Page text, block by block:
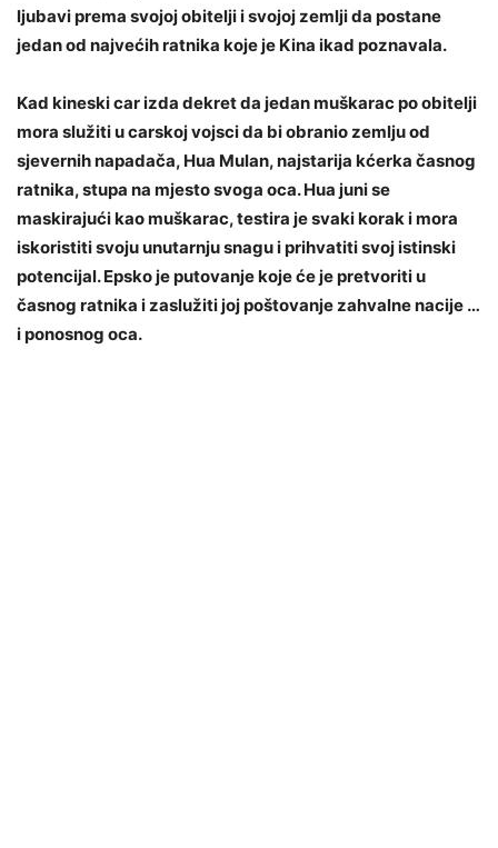
ljubavi prema svojoj obitelji i svojoj zemlji da postane
jedan od najvećih ratnika koje je Kina ikad poznavala.
Kad kineski car izda dekret da jedan muškarac po obitelji
mora služiti u carskoj vojsci da bi obranio zemlju od
sjevernih napadača, Hua Mulan, najstarija kćerka časnog
ratnika, stupa na mjesto svoga oca. Hua juni se
maskirajući kao muškarac, testira je svaki korak i mora
iskoristiti svoju unutarnju snagu i prihvatiti svoj istinski
potencijal. Epsko je putovanje koje će je pretvoriti u
časnog ratnika i zaslužiti joj poštovanje zahvalne nacije …
i ponosnog oca.